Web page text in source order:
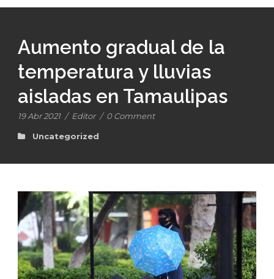
Aumento gradual de la
temperatura y lluvias
aisladas en Tamaulipas
19 Abr 2021 / Editor / 0 Comment
Uncategorized